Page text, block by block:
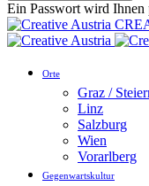
Ein Passwort wird Ihnen
Orte
Graz /
Linz
Salzburg
Wien
Vorarlberg
Gegenwartskultur